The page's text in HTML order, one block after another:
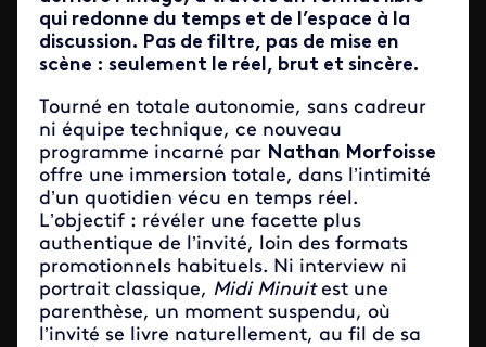
qui redonne du temps et de l’espace à la
discussion. Pas de filtre, pas de mise en
scène : seulement le réel, brut et sincère.
Tourné en totale autonomie, sans cadreur
ni équipe technique, ce nouveau
programme incarné par Nathan Morfoisse
offre une immersion totale, dans l’intimité
d’un quotidien vécu en temps réel.
L’objectif : révéler une facette plus
authentique de l’invité, loin des formats
promotionnels habituels. Ni interview ni
portrait classique, Midi Minuitest une
parenthèse, un moment suspendu, où
l’invité se livre naturellement, au fil de sa